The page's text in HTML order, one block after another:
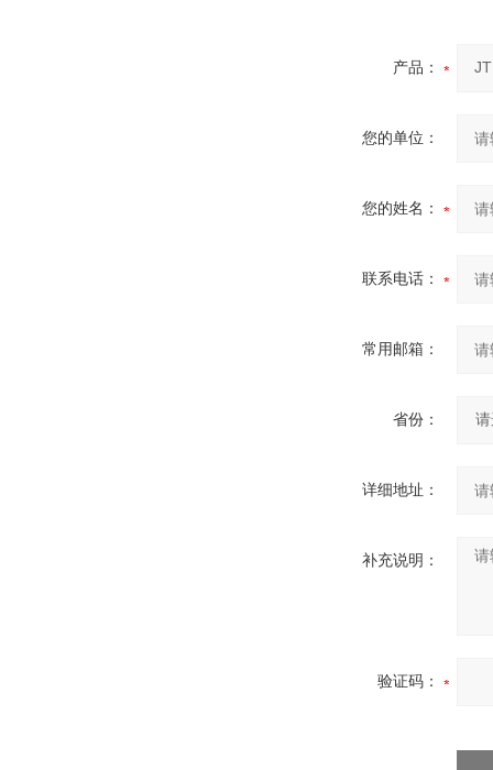
产品：
您的单位：
您的姓名：
联系电话：
常用邮箱：
省份：
详细地址：
补充说明：
验证码：